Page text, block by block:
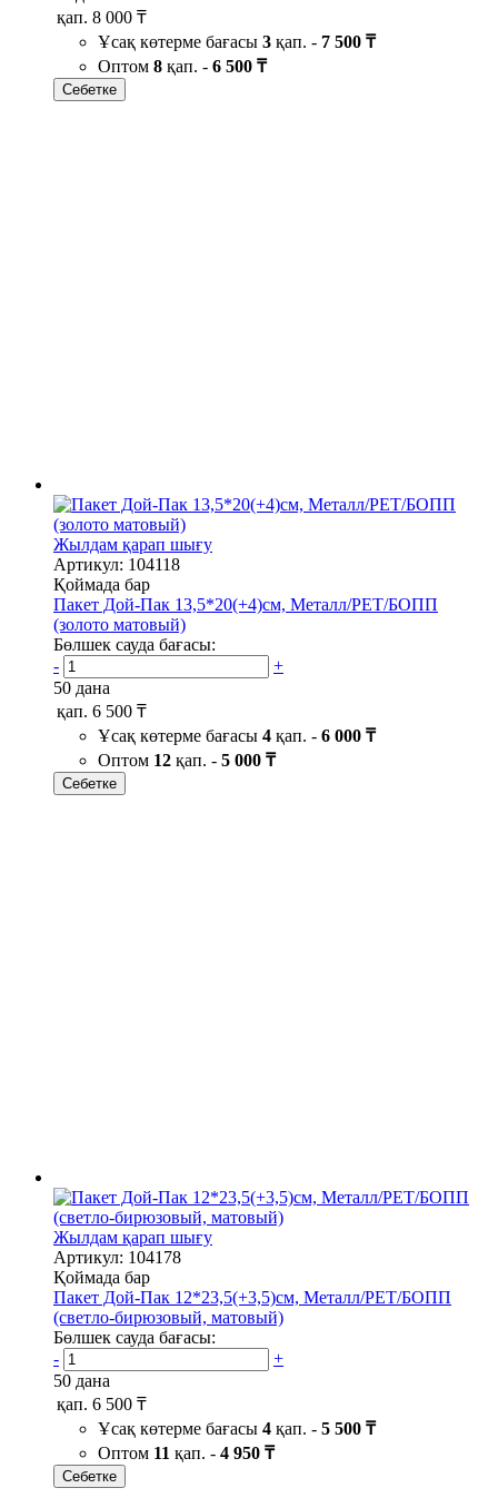
қап. 8 000 ₸
Ұсақ көтерме бағасы 3 қап. - 7 500 ₸
Оптом 8 қап. - 6 500 ₸
Себетке
Жылдам қарап шығу
Артикул: 104118
Қоймада бар
Пакет Дой-Пак 13,5*20(+4)см, Металл/PET/БОПП
(золото матовый)
Бөлшек сауда бағасы:
-
+
50 дана
қап. 6 500 ₸
Ұсақ көтерме бағасы 4 қап. - 6 000 ₸
Оптом 12 қап. - 5 000 ₸
Себетке
Жылдам қарап шығу
Артикул: 104178
Қоймада бар
Пакет Дой-Пак 12*23,5(+3,5)см, Металл/PET/БОПП
(светло-бирюзовый, матовый)
Бөлшек сауда бағасы:
-
+
50 дана
қап. 6 500 ₸
Ұсақ көтерме бағасы 4 қап. - 5 500 ₸
Оптом 11 қап. - 4 950 ₸
Себетке